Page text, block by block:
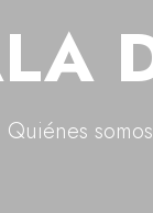
Quiénes somos